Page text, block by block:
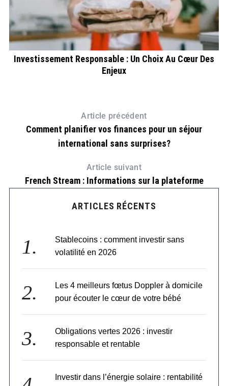
Investissement Responsable : Un Choix Au Cœur Des
Enjeux
Article précédent
Comment planifier vos finances pour un séjour
international sans surprises?
Article suivant
French Stream : Informations sur la plateforme
ARTICLES RÉCENTS
Stablecoins : comment investir sans
volatilité en 2026
Les 4 meilleurs fœtus Doppler à domicile
pour écouter le cœur de votre bébé
Obligations vertes 2026 : investir
responsable et rentable
Investir dans l’énergie solaire : rentabilité